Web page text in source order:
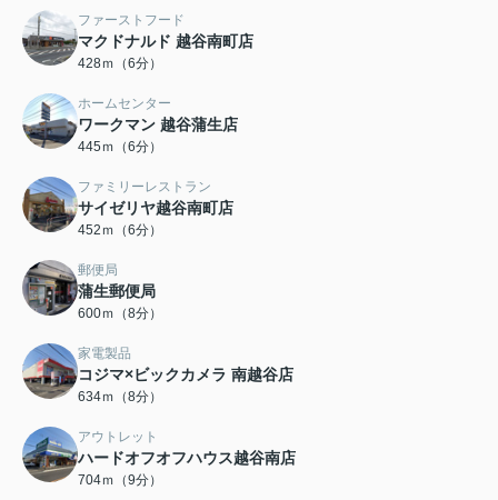
ファーストフード
マクドナルド 越谷南町店
428ｍ（6分）
ホームセンター
ワークマン 越谷蒲生店
445ｍ（6分）
ファミリーレストラン
サイゼリヤ越谷南町店
452ｍ（6分）
郵便局
蒲生郵便局
600ｍ（8分）
家電製品
コジマ×ビックカメラ 南越谷店
634ｍ（8分）
アウトレット
ハードオフオフハウス越谷南店
704ｍ（9分）